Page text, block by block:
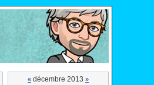
« décembre 2013 »